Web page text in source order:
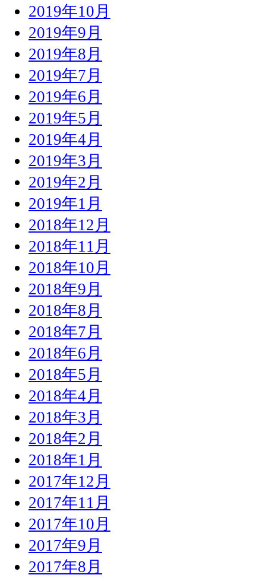
2019年10月
2019年9月
2019年8月
2019年7月
2019年6月
2019年5月
2019年4月
2019年3月
2019年2月
2019年1月
2018年12月
2018年11月
2018年10月
2018年9月
2018年8月
2018年7月
2018年6月
2018年5月
2018年4月
2018年3月
2018年2月
2018年1月
2017年12月
2017年11月
2017年10月
2017年9月
2017年8月